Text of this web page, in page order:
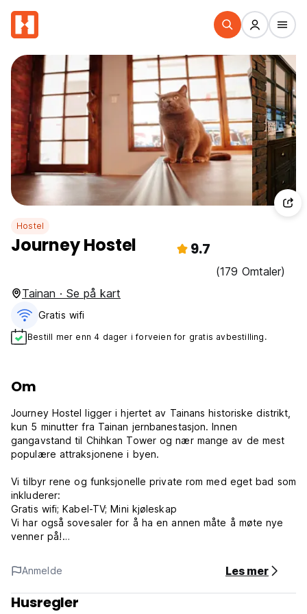
Hostel
Journey Hostel 9.7
(179 Omtaler)
Tainan · Se på kart
Gratis wifi‎
Bestill mer enn 4 dager i forveien for gratis avbestilling.
Om
Journey Hostel ligger i hjertet av Tainans historiske distrikt,
kun 5 minutter fra Tainan jernbanestasjon. Innen
gangavstand til Chihkan Tower og nær mange av de mest
populære attraksjonene i byen.
Vi tilbyr rene og funksjonelle private rom med eget bad som
inkluderer:
Gratis wifi; Kabel-TV; Mini kjøleskap
Vi har også sovesaler for å ha en annen måte å møte nye
venner på!
Private rom med eget bad inkluderer håndkle, sjampo,
kroppsvask og tørketrommel.
Vennlig engelsktalende personale som alltid er klar til å
hjelpe deg
Anmelde Les mer
Husregler